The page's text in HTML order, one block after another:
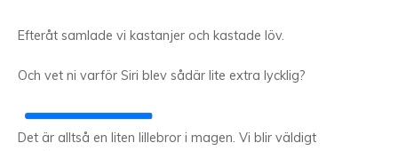
Efteråt samlade vi kastanjer och kastade löv.
Och vet ni varför Siri blev sådär lite extra lycklig?
Det är alltså en liten lillebror i magen. Vi blir väldigt